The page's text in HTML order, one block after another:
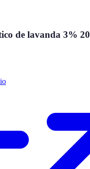
de lavanda 3%